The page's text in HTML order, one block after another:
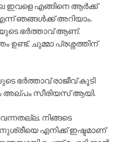
ഇവളെ എങ്ങിനെ ആർക്ക്
ഞങ്ങൾക്ക് അറിയാം.
ഭർത്താവ് ആണ്.
ഉണ്ട്. ചുമ്മാ പ്രശ്നത്തിന്
ഭർത്താവ് രാജീവ്‌ കൂടി
അല്പം സീരിയസ് ആയി.
വന്നതല്ല. നിങ്ങടെ
എനിക്ക് ഇഷ്ടമാണ്